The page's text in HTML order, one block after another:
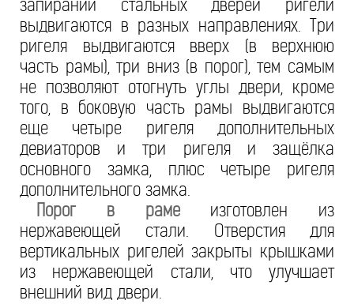
запирании стальных дверей ригели
выдвигаются в разных направлениях. Три
ригеля выдвигаются вверх (в верхнюю
часть рамы), три вниз (в порог), тем самым
не позволяют отогнуть углы двери, кроме
того, в боковую часть рамы выдвигаются
еще четыре ригеля дополнительных
девиаторов и три ригеля и защёлка
основного замка, плюс четыре ригеля
дополнительного замка.
Порог в рамеизготовлен из
нержавеющей стали. Отверстия для
вертикальных ригелей закрыты крышками
из нержавеющей стали, что улучшает
внешний вид двери.